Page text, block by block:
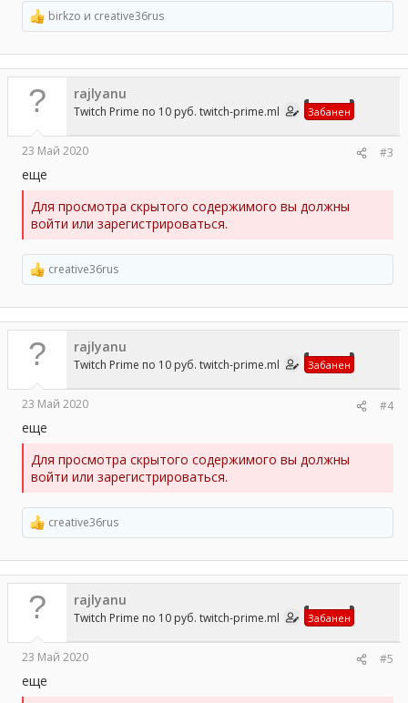
Р
е
а
к
ц
и
и
birkzo и creative36rus
rajlyanu
Twitch Prime по 10 руб. twitch-prime.ml Забанен
23 Май 2020 #3
еще
Для просмотра скрытого содержимого вы должны
войти или зарегистрироваться.
Р
е
а
к
ц
и
и
creative36rus
rajlyanu
Twitch Prime по 10 руб. twitch-prime.ml Забанен
23 Май 2020 #4
еще
Для просмотра скрытого содержимого вы должны
войти или зарегистрироваться.
Р
е
а
к
ц
и
и
creative36rus
rajlyanu
Twitch Prime по 10 руб. twitch-prime.ml Забанен
23 Май 2020 #5
еще